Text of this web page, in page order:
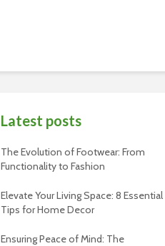
Latest posts
The Evolution of Footwear: From
Functionality to Fashion
Elevate Your Living Space: 8 Essential
Tips for Home Decor
Ensuring Peace of Mind: The